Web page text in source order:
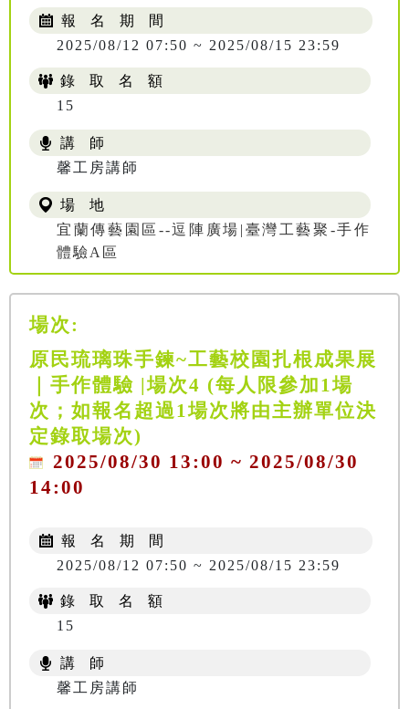
報 名 期 間
2025/08/12 07:50 ~ 2025/08/15 23:59
錄 取 名 額
15
講 師
馨工房講師
場 地
宜蘭傳藝園區--逗陣廣場|臺灣工藝聚-手作
體驗A區
場次:
原民琉璃珠手鍊~工藝校園扎根成果展
｜手作體驗 |場次4 (每人限參加1場
次；如報名超過1場次將由主辦單位決
定錄取場次)
2025/08/30 13:00 ~ 2025/08/30
14:00
報 名 期 間
2025/08/12 07:50 ~ 2025/08/15 23:59
錄 取 名 額
15
講 師
馨工房講師